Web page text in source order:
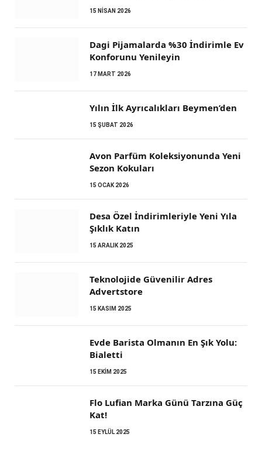
15 NISAN 2026
Dagi Pijamalarda %30 İndirimle Ev
Konforunu Yenileyin
17 MART 2026
Yılın İlk Ayrıcalıkları Beymen’den
15 ŞUBAT 2026
Avon Parfüm Koleksiyonunda Yeni
Sezon Kokuları
15 OCAK 2026
Desa Özel İndirimleriyle Yeni Yıla
Şıklık Katın
15 ARALIK 2025
Teknolojide Güvenilir Adres
Advertstore
15 KASIM 2025
Evde Barista Olmanın En Şık Yolu:
Bialetti
15 EKIM 2025
Flo Lufian Marka Günü Tarzına Güç
Kat!
15 EYLÜL 2025